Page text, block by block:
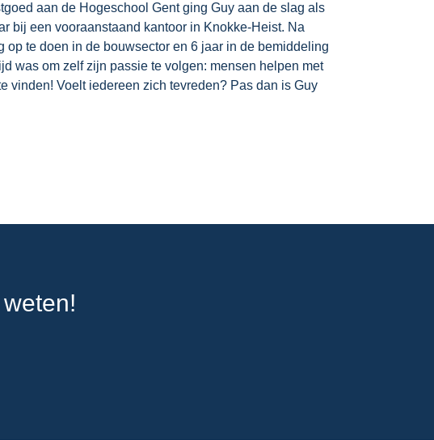
aan de Hogeschool Gent ging Guy aan de slag als
bij een vooraanstaand kantoor in Knokke-Heist. Na
op te doen in de bouwsector en 6 jaar in de bemiddeling
was om zelf zijn passie te volgen: mensen helpen met
vinden! Voelt iedereen zich tevreden? Pas dan is Guy